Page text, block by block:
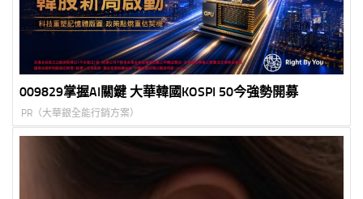
009829掌握AI關鍵 大華韓國KOSPI 50今強勢開募
PR（大華銀全能行銷方案）